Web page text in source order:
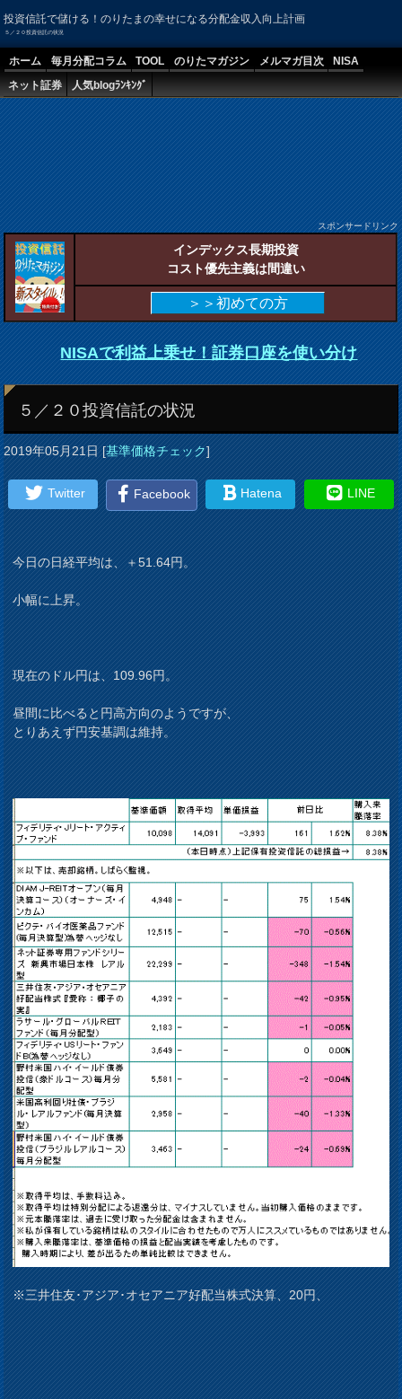
投資信託で儲ける！のりたまの幸せになる分配金収入向上計画
５／２０投資信託の状況
ホーム 毎月分配コラム TOOL のりたマガジン メルマガ目次
NISA
ネット証券
人気blogﾗﾝｷﾝｸﾞ
スポンサードリンク
インデックス長期投資
コスト優先主義は間違い
＞＞初めての方
NISAで利益上乗せ！証券口座を使い分け
５／２０投資信託の状況
2019年05月21日[基準価格チェック]
Twitter Facebook Hatena LINE
今日の日経平均は、＋51.64円。
小幅に上昇。
現在のドル円は、109.96円。
昼間に比べると円高方向のようですが、
とりあえず円安基調は維持。
※三井住友･アジア･オセアニア好配当株式決算、20円、